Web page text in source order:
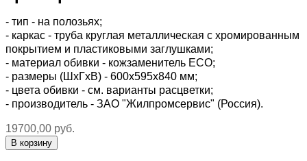
- тип - на полозьях;
- каркас - труба круглая металлическая с хромированным
покрытием и пластиковыми заглушками;
- материал обивки - кожзаменитель ECO;
- размеры (ШхГхВ) - 600х595х840 мм;
- цвета обивки - см. варианты расцветки;
- производитель - ЗАО "Жилпромсервис" (Россия).
19700,00 руб.